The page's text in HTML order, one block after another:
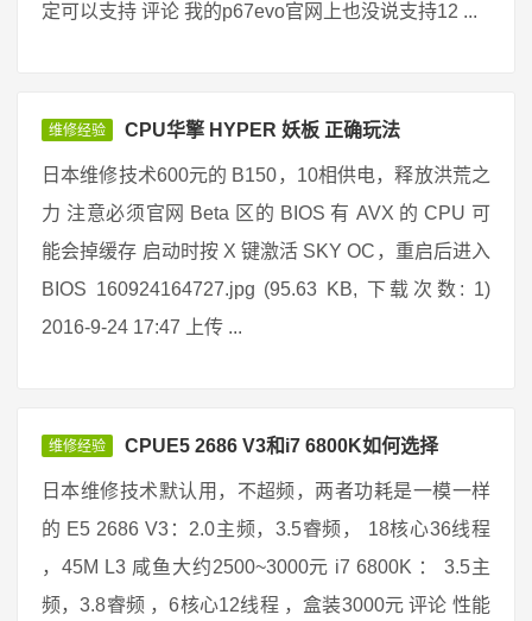
定可以支持 评论 我的p67evo官网上也没说支持12 ...
维修经验 CPU华擎 HYPER 妖板 正确玩法
日本维修技术600元的 B150，10相供电，释放洪荒之
力 注意必须官网 Beta 区的 BIOS 有 AVX 的 CPU 可
能会掉缓存 启动时按 X 键激活 SKY OC，重启后进入
BIOS 160924164727.jpg (95.63 KB, 下载次数: 1)
2016-9-24 17:47 上传 ...
维修经验 CPUE5 2686 V3和i7 6800K如何选择
日本维修技术默认用，不超频，两者功耗是一模一样
的 E5 2686 V3：2.0主频，3.5睿频， 18核心36线程
，45M L3 咸鱼大约2500~3000元 i7 6800K ： 3.5主
频，3.8睿频 ，6核心12线程 ，盒装3000元 评论 性能